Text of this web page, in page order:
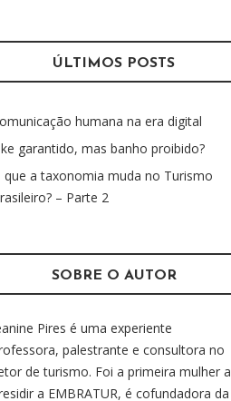
ÚLTIMOS POSTS
humana na era digital
garantido, mas banho proibido?
que a taxonomia muda no Turismo
– Parte 2
SOBRE O AUTOR
Pires é uma experiente
palestrante e consultora no
de turismo. Foi a primeira mulher a
a EMBRATUR, é cofundadora da